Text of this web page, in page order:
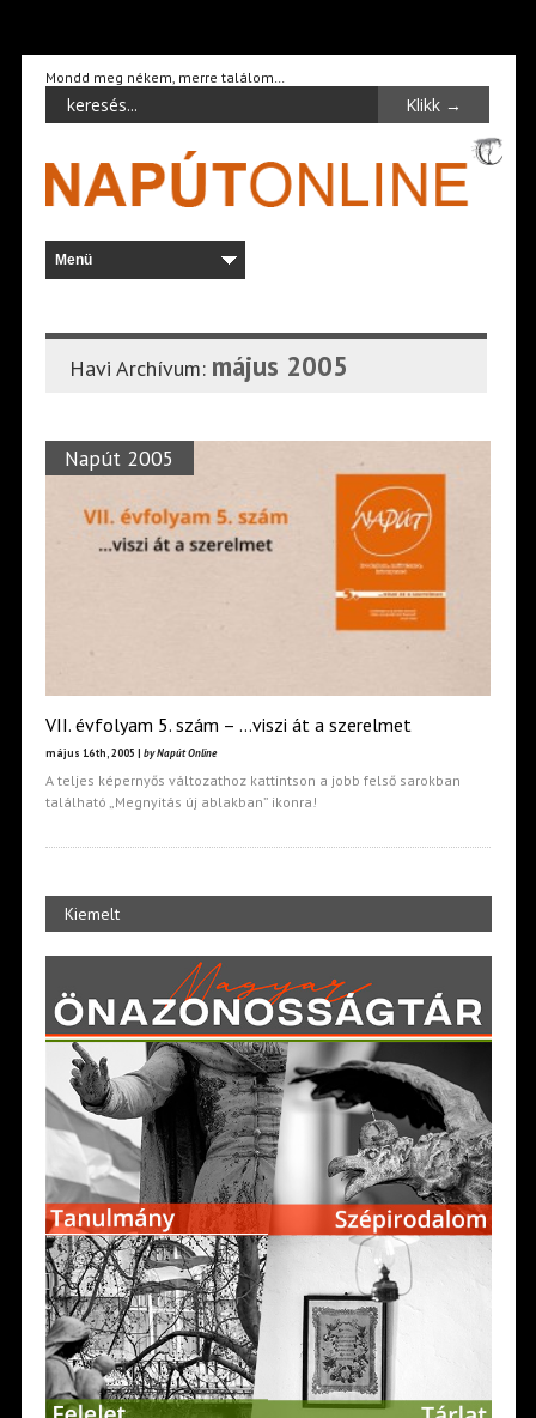
Mondd meg nékem, merre találom…
Havi Archívum: május 2005
Napút 2005
VII. évfolyam 5. szám – …viszi át a szerelmet
május 16th, 2005 | by Napút Online
A teljes képernyős változathoz kattintson a jobb felső sarokban
található „Megnyitás új ablakban” ikonra!
Kiemelt